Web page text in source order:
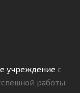
учреждение с
работы.